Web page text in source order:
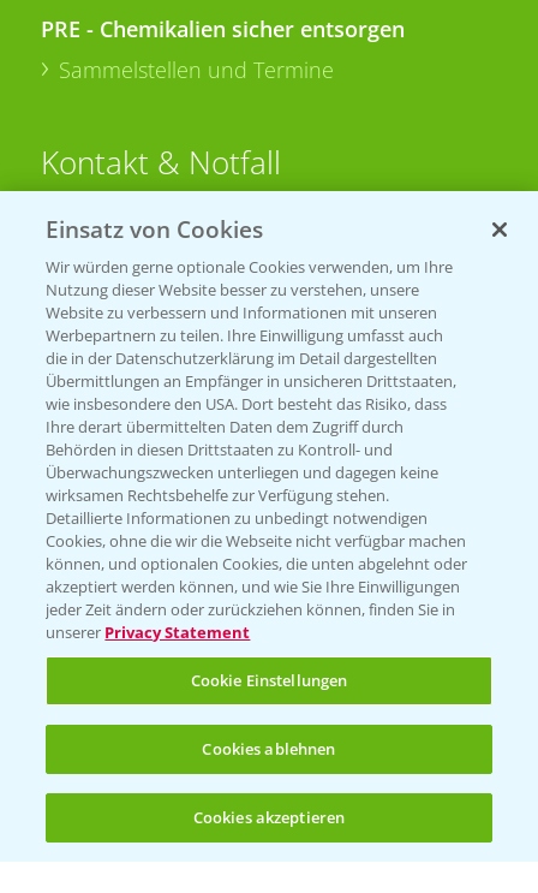
(noch 4)
PRE - Chemikalien sicher entsorgen
Sammelstellen und Termine
Kontakt & Notfall
Beratung auf WhatsApp
T.+49 (0)174 346 564 1
KONTAKT
Hilfe in Notfällen
T.+49 (0)214/30-20220
Folgen Sie uns
Allgemeine Nutzungsbedingungen
Datenschutzerklärung
Einsatz von Cookies
Wir würden gerne optionale Cookies verwenden, um Ihre
Nutzung dieser Website besser zu verstehen, unsere
Website zu verbessern und Informationen mit unseren
Werbepartnern zu teilen. Ihre Einwilligung umfasst auch
die in der Datenschutzerklärung im Detail dargestellten
Übermittlungen an Empfänger in unsicheren Drittstaaten,
wie insbesondere den USA. Dort besteht das Risiko, dass
Ihre derart übermittelten Daten dem Zugriff durch
Behörden in diesen Drittstaaten zu Kontroll- und
Überwachungszwecken unterliegen und dagegen keine
wirksamen Rechtsbehelfe zur Verfügung stehen.
Detaillierte Informationen zu unbedingt notwendigen
Cookies, ohne die wir die Webseite nicht verfügbar machen
können, und optionalen Cookies, die unten abgelehnt oder
akzeptiert werden können, und wie Sie Ihre Einwilligungen
jeder Zeit ändern oder zurückziehen können, finden Sie in
unserer Privacy Statement
Cookie Einstellungen
Cookies ablehnen
Cookies akzeptieren